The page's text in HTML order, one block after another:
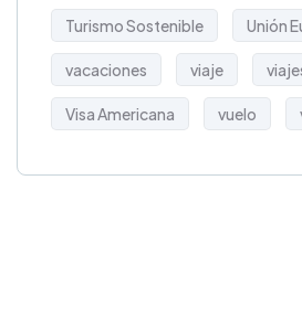
Turismo Sostenible Unión
vacaciones viaje
Visa Americana vuelo